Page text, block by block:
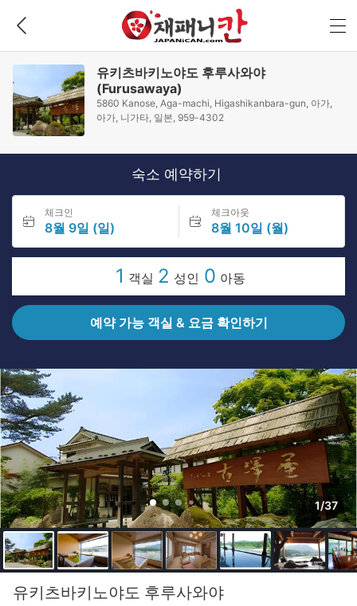
유키츠바키노야도 후루사와야
(Furusawaya)
5860 Kanose, Aga-machi, Higashikanbara-gun, 아가,
아가, 니가타, 일본, 959-4302
숙소 예약하기
체크인
8월 9일 (일)
체크아웃
8월 10일 (월)
1 객실 2 성인 0 아동
예약 가능 객실 & 요금 확인하기
1/37
유키츠바키노야도 후루사와야